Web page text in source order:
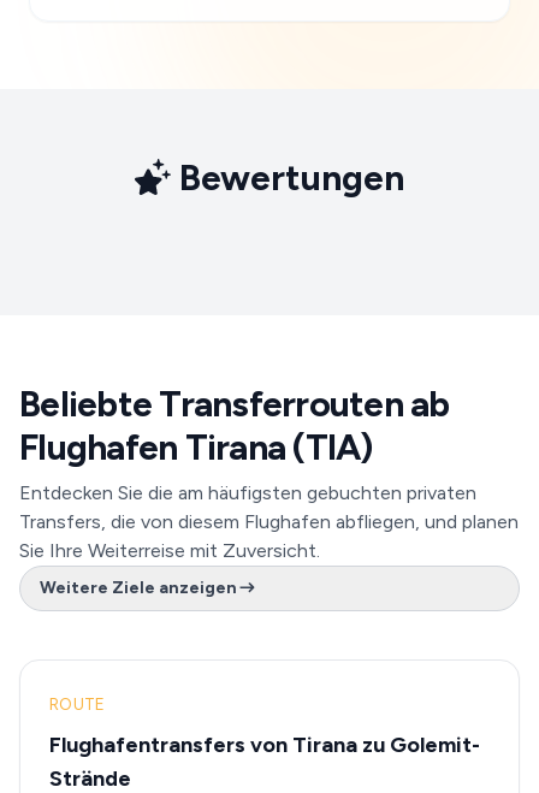
Bewertungen
Beliebte Transferrouten ab
Flughafen Tirana (TIA)
Entdecken Sie die am häufigsten gebuchten privaten
Transfers, die von diesem Flughafen abfliegen, und planen
Sie Ihre Weiterreise mit Zuversicht.
Weitere Ziele anzeigen
ROUTE
Flughafentransfers von Tirana zu Golemit-
Strände